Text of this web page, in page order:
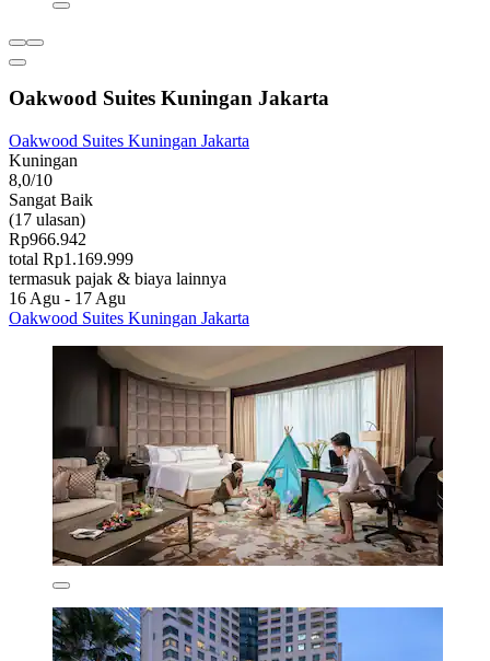
Oakwood Suites Kuningan Jakarta
Oakwood Suites Kuningan Jakarta
Kuningan
8,0/10
Sangat Baik
(17 ulasan)
Rp966.942
total Rp1.169.999
termasuk pajak & biaya lainnya
16 Agu - 17 Agu
Oakwood Suites Kuningan Jakarta